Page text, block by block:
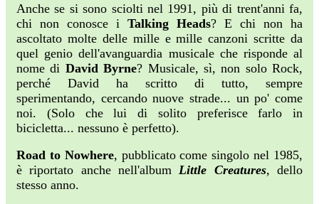
Anche se si sono sciolti nel 1991, più di trent'anni fa,
chi non conosce i Talking Heads? E chi non ha
ascoltato molte delle mille e mille canzoni scritte da
quel genio dell'avanguardia musicale che risponde al
nome di David Byrne? Musicale, sì, non solo Rock,
perché David ha scritto di tutto, sempre
sperimentando, cercando nuove strade... un po' come
noi. (Solo che lui di solito preferisce farlo in
bicicletta... nessuno è perfetto).
Road to Nowhere, pubblicato come singolo nel 1985,
è riportato anche nell'albumLittle Creatures, dello
stesso anno.